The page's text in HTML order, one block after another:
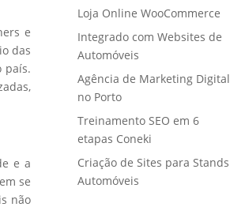
e
das
país.
e a
se
não
Loja Online WooCommerce
Integrado com Websites de
Automóveis
Agência de Marketing Digital
no Porto
Treinamento SEO em 6
etapas Coneki
Criação de Sites para Stands
Automóveis